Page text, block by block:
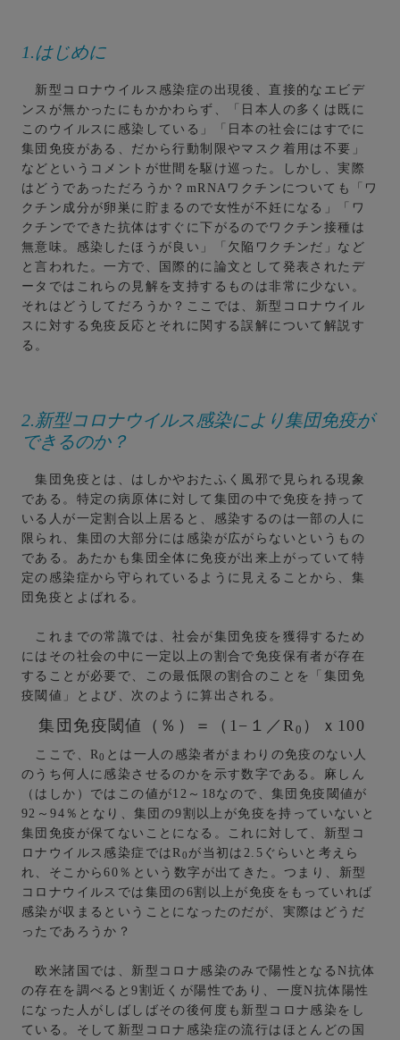
1.はじめに
新型コロナウイルス感染症の出現後、直接的なエビデ
ンスが無かったにもかかわらず、「日本人の多くは既に
このウイルスに感染している」「日本の社会にはすでに
集団免疫がある、だから行動制限やマスク着用は不要」
などというコメントが世間を駆け巡った。しかし、実際
はどうであっただろうか？mRNAワクチンについても「ワ
クチン成分が卵巣に貯まるので女性が不妊になる」「ワ
クチンでできた抗体はすぐに下がるのでワクチン接種は
無意味。感染したほうが良い」「欠陥ワクチンだ」など
と言われた。一方で、国際的に論文として発表されたデ
ータではこれらの見解を支持するものは非常に少ない。
それはどうしてだろうか？ここでは、新型コロナウイル
スに対する免疫反応とそれに関する誤解について解説す
る。
2.新型コロナウイルス感染により集団免疫が
できるのか？
集団免疫とは、はしかやおたふく風邪で見られる現象
である。特定の病原体に対して集団の中で免疫を持って
いる人が一定割合以上居ると、感染するのは一部の人に
限られ、集団の大部分には感染が広がらないというもの
である。あたかも集団全体に免疫が出来上がっていて特
定の感染症から守られているように見えることから、集
団免疫とよばれる。
これまでの常識では、社会が集団免疫を獲得するため
にはその社会の中に一定以上の割合で免疫保有者が存在
することが必要で、この最低限の割合のことを「集団免
疫閾値」とよび、次のように算出される。
集団免疫閾値（％）＝（1−１／R 0 ）ｘ100
ここで、R0 とは一人の感染者がまわりの免疫のない人
のうち何人に感染させるのかを示す数字である。麻しん
（はしか）ではこの値が12～18なので、集団免疫閾値が
92～94％となり、集団の9割以上が免疫を持っていないと
集団免疫が保てないことになる。これに対して、新型コ
ロナウイルス感染症ではR 0が当初は2.5ぐらいと考えら
れ、そこから60％という数字が出てきた。つまり、新型
コロナウイルスでは集団の6割以上が免疫をもっていれば
感染が収まるということになったのだが、実際はどうだ
ったであろうか？
欧米諸国では、新型コロナ感染のみで陽性となるN抗体
の存在を調べると9割近くが陽性であり、一度N抗体陽性
になった人がしばしばその後何度も新型コロナ感染をし
ている。そして新型コロナ感染症の流行はほとんどの国